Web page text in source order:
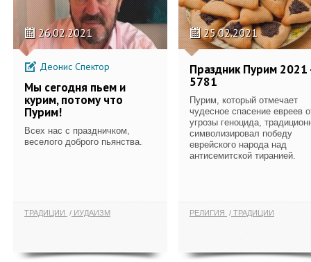
26.02.2021
Деонис Спектор
Мы сегодня пьем и
курим, потому что
Пурим!
Всех нас с праздничком,
веселого доброго пьянства.
ТРАДИЦИИ ИУДАИЗМ
25.02.2021
Праздник Пурим 2021
5781
Пурим, который отмечает
чудесное спасение евреев
угрозы геноцида,
символизировал победу
еврейского народа над
антисемитской тиранией.
РЕЛИГИЯ ТРАДИЦИИ